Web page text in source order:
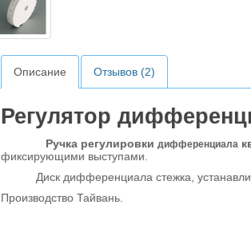
Описание Отзывов (2)
Регулятор
Ручка регулировки дифференциала
фиксирующими выступами.
Диск дифференциала стежка,
Производство Тайвань.